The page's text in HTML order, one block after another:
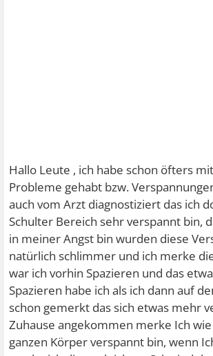
Hallo Leute , ich habe schon öfters
Probleme gehabt bzw.
auch vom Arzt diagnostiziert das ich
Schulter Bereich sehr verspannt bin,
in meiner Angst bin wurden diese
natürlich schlimmer und ich merke
war ich vorhin Spazieren und das
Spazieren habe ich als ich dann auf
schon gemerkt das sich etwas mehr
Zuhause angekommen merke Ich
ganzen Körper verspannt bin, wenn